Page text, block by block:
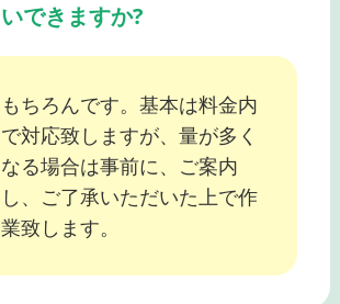
いできますか?
もちろんです。基本は料金内
で対応致しますが、量が多く
なる場合は事前に、ご案内
し、ご了承いただいた上で作
業致します。